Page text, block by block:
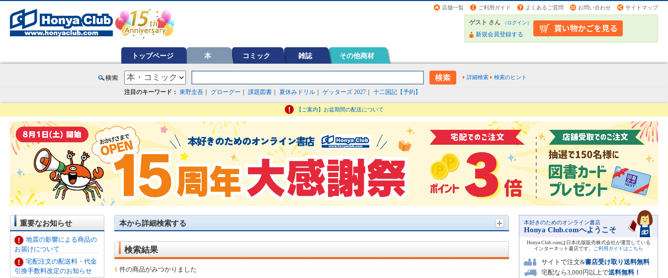
店舗一覧 ご利用ガイド よくあるご質問 お問い合わせ サイトマップ
ゲスト さん （ログイン）
新規会員登録する
トップページ 本 コミック 雑誌 その他商材
詳細検索 検索のヒント
注目のキーワード： 東野圭吾 グローグー 課題図書 夏休みドリル ゲッターズ 2027 十二国記【予約】
【ご案内】お盆期間の配送について
重要なお知らせ
地震の影響による商品の
お届けについて
宅配注文の配送料・代金
引換手数料改定のお知らせ
本から詳細検索する
検索結果
1 件の商品がみつかりました
本好きのためのオンライン書店
Honya Club.comへようこそ
Honya Club.comは日本出版販売株式会社が運営している
インターネット書店です。
ご利用ガイドはこちら
サイトで注文&書店受け取り送料無料
宅配なら3,000円以上で送料無料！